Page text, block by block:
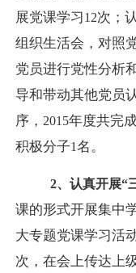
展党课学习12次；
组织生活会，对照
党员进行党性分析
导和带动其他党员
序， 2015年度共完
积极分子1名。
2、认真开展“
课的形式开展集中
大专题党课学习活
次，在会上传达上